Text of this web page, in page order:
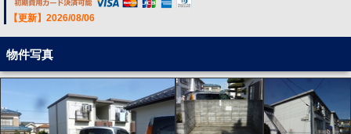
【更新】2026/08/06
物件写真